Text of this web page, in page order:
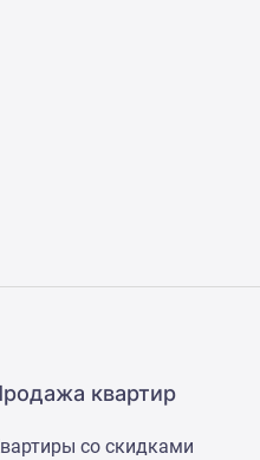
квартир
со скидками